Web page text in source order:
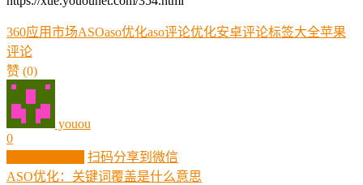
360应用市场ASOaso优化aso评论优化安卓评论标签大全苹果
评论
赞 (0)
youou
0
扫码分享到微信
ASO优化：关键词覆盖是什么意思